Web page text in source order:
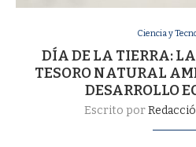
Ciencia y
DÍA DE LA TIERRA:
TESORO NATURAL
DESARROLLO
Escrito por